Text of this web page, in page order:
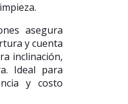
asegura
y cuenta
inclinación,
Ideal para
y costo